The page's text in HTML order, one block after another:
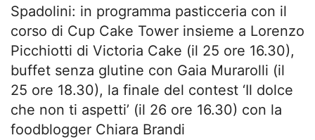
Spadolini: in programma pasticceria con il
corso di Cup Cake Tower insieme a Lorenzo
Picchiotti di Victoria Cake (il 25 ore 16.30),
buffet senza glutine con Gaia Murarolli (il
25 ore 18.30), la finale del contest ‘Il dolce
che non ti aspetti’ (il 26 ore 16.30) con la
foodblogger Chiara Brandi